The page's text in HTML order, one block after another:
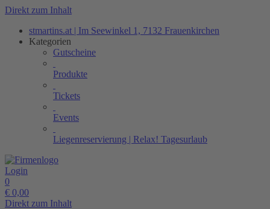
Direkt zum Inhalt
stmartins.at | Im Seewinkel 1, 7132 Frauenkirchen
Kategorien
Gutscheine
Produkte
Tickets
Events
Liegenreservierung | Relax! Tagesurlaub
Login
0
€ 0,00
Direkt zum Inhalt